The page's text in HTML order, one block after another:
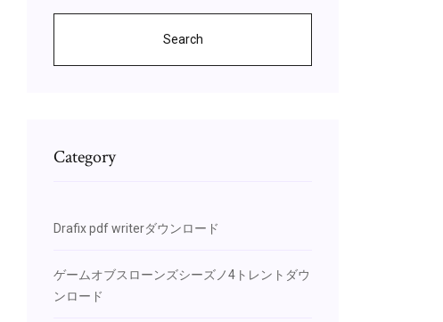
Search
Category
Drafix pdf writerダウンロード
ゲームオブスローンズシーズノ4トレントダウ
ンロード